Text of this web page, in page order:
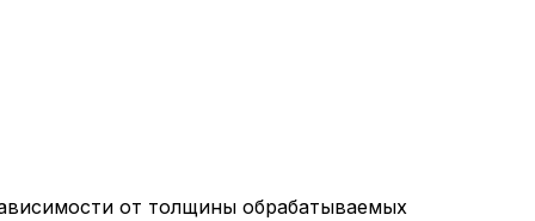
от толщины обрабатываемых